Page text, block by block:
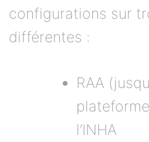
configurations sur
différentes :
RAA
l’INHA